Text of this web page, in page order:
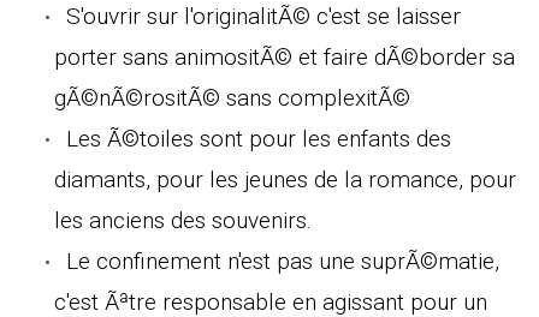
S'ouvrir sur l'originalitÃ© c'est se laisser
porter sans animositÃ© et faire dÃ©border sa
gÃ©nÃ©rositÃ© sans complexitÃ©
Les Ã©toiles sont pour les enfants des
diamants, pour les jeunes de la romance, pour
les anciens des souvenirs.
Le confinement n'est pas une suprÃ©matie,
c'est Ãªtre responsable en agissant pour un